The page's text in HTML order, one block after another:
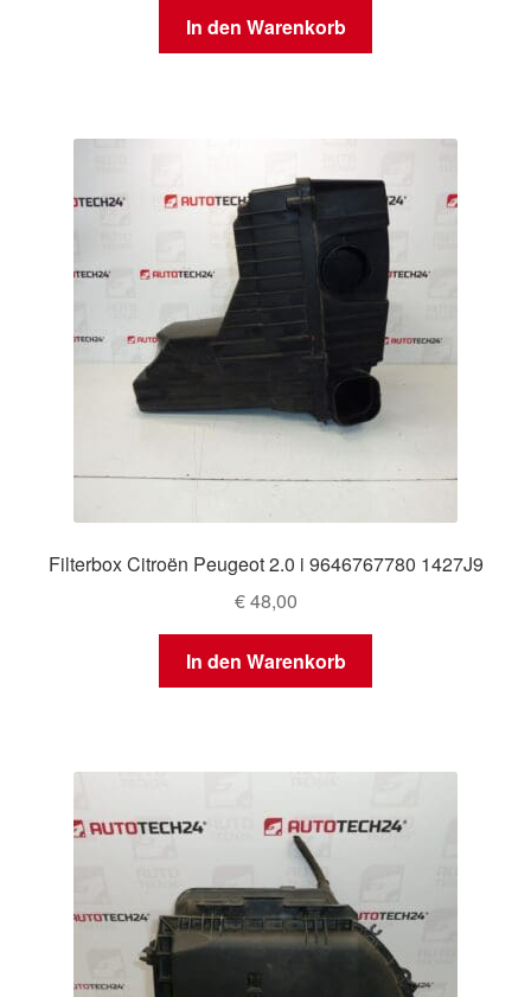
In den Warenkorb
Filterbox Citroën Peugeot 2.0 i 9646767780 1427J9
€48,00
In den Warenkorb